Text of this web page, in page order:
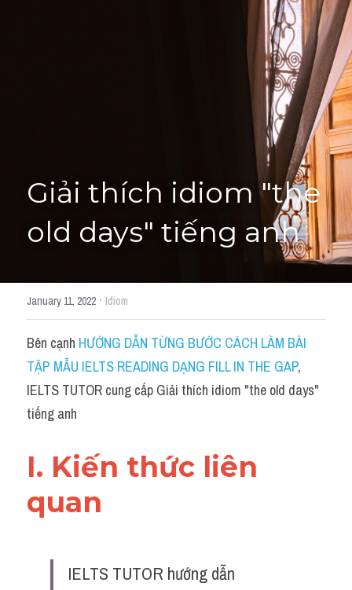
Phrase
Idioms đồng nghĩa
Idioms trái nghĩa
Antonym
Idiom
Grammar
Word form
Cách dùng từ
Đề thi thật Task 2
Giải thích idiom "the
old days" tiếng anh
January 11, 2022 · Idiom
Bên cạnh HƯỚNG DẪN TỪNG BƯỚC CÁCH LÀM BÀI
TẬP MẪU IELTS READING DẠNG FILL IN THE GAP,
IELTS TUTOR cung cấp Giải thích idiom "the old days"
tiếng anh
I. Kiến thức liên
quan